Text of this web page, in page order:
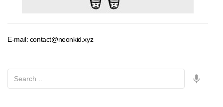
E-mail: contact@neonkid.xyz